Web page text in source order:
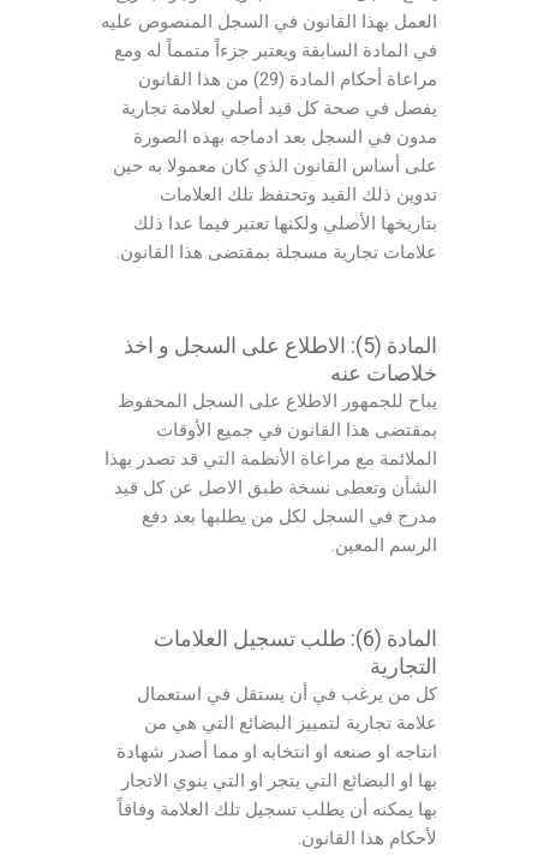
العمل بهذا القانون في السجل المنصوص عليه
في المادة السابقة ويعتبر جزءاً متمماً له ومع
مراعاة أحكام المادة (29) من هذا القانون
يفصل في صحة كل قيد أصلي لعلامة تجارية
مدون في السجل بعد ادماجه بهذه الصورة
على أساس القانون الذي كان معمولا به حين
تدوين ذلك القيد وتحتفظ تلك العلامات
بتاريخها الأصلي ولكنها تعتبر فيما عدا ذلك
علامات تجارية مسجلة بمقتضى هذا القانون.
المادة (5): الاطلاع على السجل و اخذ
خلاصات عنه
يباح للجمهور الاطلاع على السجل المحفوظ
بمقتضى هذا القانون في جميع الأوقات
الملائمة مع مراعاة الأنظمة التي قد تصدر بهذا
الشأن وتعطى نسخة طبق الاصل عن كل قيد
مدرج في السجل لكل من يطلبها بعد دفع
الرسم المعين.
المادة (6): طلب تسجيل العلامات
التجارية
كل من يرغب في أن يستقل في استعمال
علامة تجارية لتمييز البضائع التي هي من
انتاجه او صنعه او انتخابه او مما أصدر شهادة
بها او البضائع التي يتجر او التي ينوي الاتجار
بها يمكنه أن يطلب تسجيل تلك العلامة وفاقاً
لأحكام هذا القانون.